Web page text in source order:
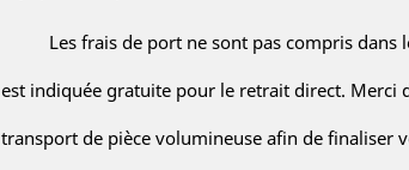
Les frais de port ne sont pas compris dans
est indiquée gratuite pour le retrait direct. Merci
transport de pièce volumineuse afin de finaliser